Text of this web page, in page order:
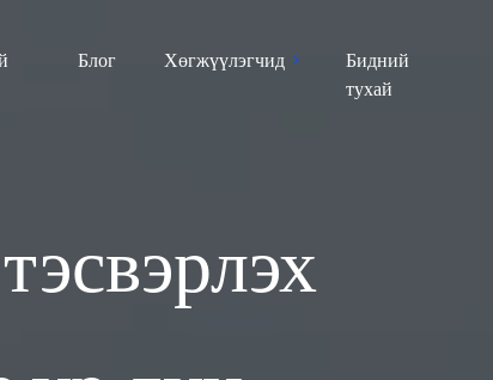
Блог Хөгжүүлэгчид
Бидний
тухай